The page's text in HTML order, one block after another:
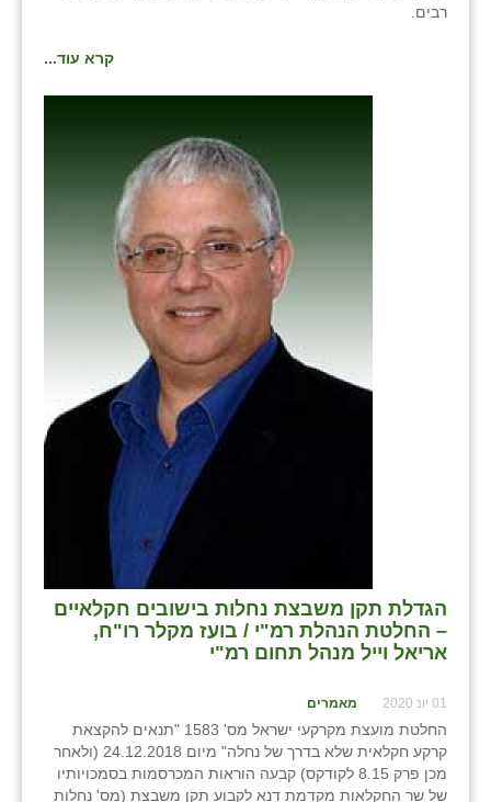
רבים.
קרא עוד...
הגדלת תקן משבצת נחלות בישובים חקלאיים
– החלטת הנהלת רמ"י / בועז מקלר רו"ח,
אריאל וייל מנהל תחום רמ"י
01 יונ 2020 מאמרים
החלטת מועצת מקרקעי ישראל מס' 1583 "תנאים להקצאת
קרקע חקלאית שלא בדרך של נחלה" מיום 24.12.2018 (ולאחר
מכן פרק 8.15 לקודקס) קבעה הוראות המכרסמות בסמכויותיו
של שר החקלאות מקדמת דנא לקבוע תקן משבצת (מס' נחלות